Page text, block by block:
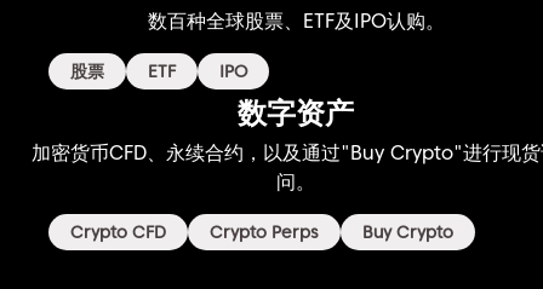
数百种全球股票、 ETF及IPO认购。
股票 ETF IPO
数字资产
加密货币CFD、永续合约， 以及通过"Buy Crypto"进行现
问。
Crypto CFD Crypto Perps Buy Crypto